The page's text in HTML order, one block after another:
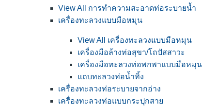
View All การทำความสะอาดท่อระบายน้ำ
เครื่องทะลวงแบบมือหมุน
View All เครื่องทะลวงแบบมือหมุน
เครื่องมือล้างท่อสุขา/โถปัสสาวะ
เครื่องมือทะลวงท่อพกพาแบบมือหมุน
แถบทะลวงท่อน้ำทิ้ง
เครื่องทะลวงท่อระบายจากอ่าง
เครื่องทะลวงท่อแบบกระปุกสาย